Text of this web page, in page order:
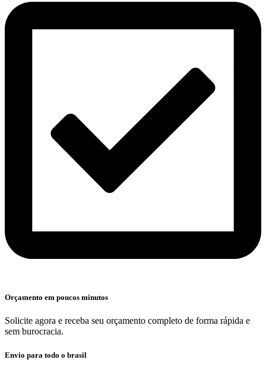
Orçamento em poucos minutos
Solicite agora e receba seu orçamento completo de forma rápida e
sem burocracia.
Envio para todo o brasil